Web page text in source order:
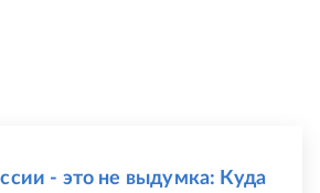
- это не выдумка: Куда